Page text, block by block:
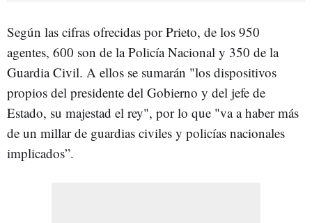
Según las cifras ofrecidas por Prieto, de los 950
agentes, 600 son de la Policía Nacional y 350 de la
Guardia Civil. A ellos se sumarán "los dispositivos
propios del presidente del Gobierno y del jefe de
Estado, su majestad el rey", por lo que "va a haber más
de un millar de guardias civiles y policías nacionales
implicados”.